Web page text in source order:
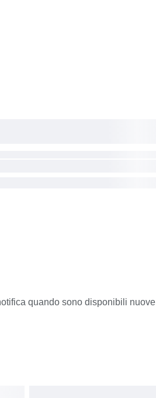
quando sono disponibili nuove